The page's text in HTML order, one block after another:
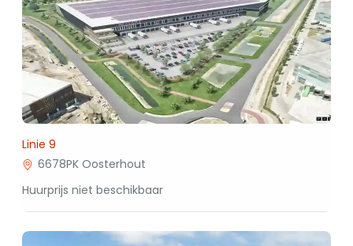
Linie 9
6678PK Oosterhout
Huurprijs niet beschikbaar